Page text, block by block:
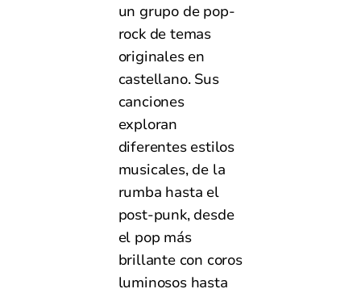
un grupo de pop-
rock de temas
originales en
castellano. Sus
canciones
exploran
diferentes estilos
musicales, de la
rumba hasta el
post-punk, desde
el pop más
brillante con coros
luminosos hasta